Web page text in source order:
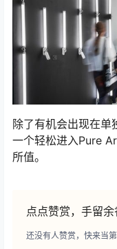
除了有机会出现在单
一个轻松进入Pure
所值。
点点赞赏，手留余
还没有人赞赏，快来当第